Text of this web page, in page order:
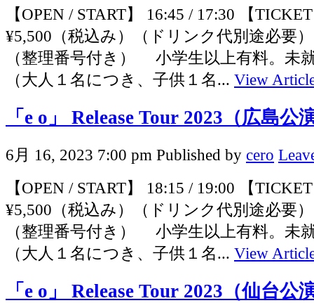
【OPEN / START】 16:45 / 17:30 【
¥5,500（税込み）（ドリンク代別途必要
（整理番号付き） 小学生以上有料。未
（大人１名につき、子供１名... View
「e o」 Release Tour 2023（広島公
6月 16, 2023 7:00 pm Published by cero
【OPEN / START】 18:15 / 19:00 【
¥5,500（税込み）（ドリンク代別途必要
（整理番号付き） 小学生以上有料。未
（大人１名につき、子供１名... View
「e o」 Release Tour 2023（仙台公